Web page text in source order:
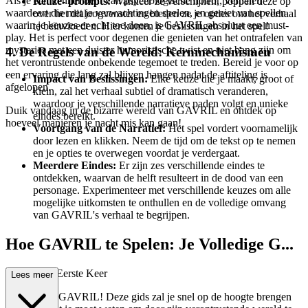
waardeert die met je verwachtingen spelen, en geniet van spellen
waarin je keuzes er echt toe doen, is GAVRIL absoluut een must-
play. Het is perfect voor degenen die genieten van het ontrafelen van
mysteries met een duister humoristische twist en niet bang zijn om
het verontrustende onbekende tegemoet te treden. Bereid je voor op
een ervaring die lang zal blijven hangen nadat de aftiteling is
afgelopen.
Duik vandaag in de bizarre wereld van GAVRIL en ontdek op
hoeveel manieren je nacht mis kan gaan!
over het dialoogvenster en bieden ze je opties om het verhaal
te beïnvloeden. Hier komen je beslissingen in het spel!
4. De Regels van de Wereld: Kernmechanismen
Impact van Beslissingen:Elke keuze die je maakt, groot of
klein, zal het verhaal subtiel of dramatisch veranderen,
waardoor je verschillende narratieve paden volgt en unieke
eindes bereikt.
Voortgang van de Narratief:Het spel vordert voornamelijk
door lezen en klikken. Neem de tijd om de tekst op te nemen
en je opties te overwegen voordat je verdergaat.
Meerdere Eindes: Er zijn zes verschillende eindes te
ontdekken, waarvan de helft resulteert in de dood van een
personage. Experimenteer met verschillende keuzes om alle
mogelijke uitkomsten te onthullen en de volledige omvang
van GAVRIL's verhaal te begrijpen.
Hoe GAVRIL te Spelen: Je Volledige G...
ids voor de Eerste Keer
Welkom bij GAVRIL! Deze gids zal je snel op de hoogte brengen
Lees meer